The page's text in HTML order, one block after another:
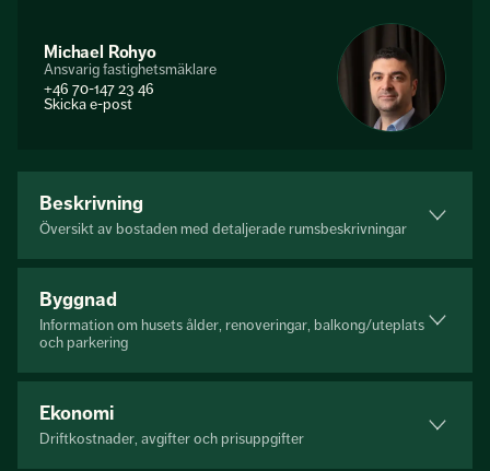
Michael Rohyo
Ansvarig fastighetsmäklare
+46 70-147 23 46
Skicka e-post
Beskrivning
Översikt av bostaden med detaljerade rumsbeskrivningar
Byggnad
Information om husets ålder, renoveringar, balkong/uteplats
och parkering
Ekonomi
Driftkostnader, avgifter och prisuppgifter